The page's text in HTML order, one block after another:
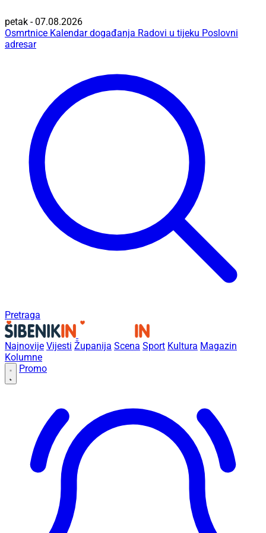
petak - 07.08.2026
Osmrtnice Kalendar događanja Radovi u tijeku Poslovni
adresar
Pretraga
Najnovije Vijesti Županija Scena Sport Kultura Magazin
Kolumne
Promo